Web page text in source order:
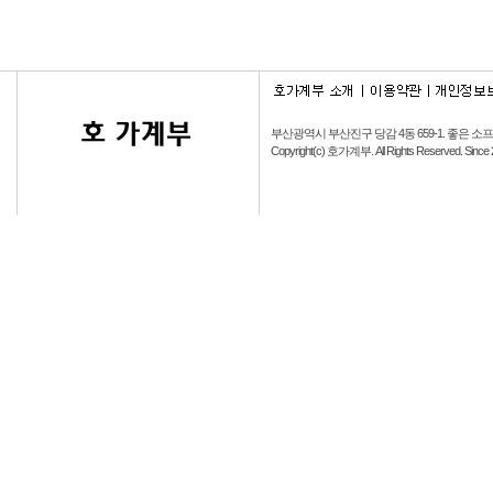
부산광역시 부산진구 당감 4동 659-1. 좋은 소
Copyright(c) 호가계부. All Rights Reserved. Since